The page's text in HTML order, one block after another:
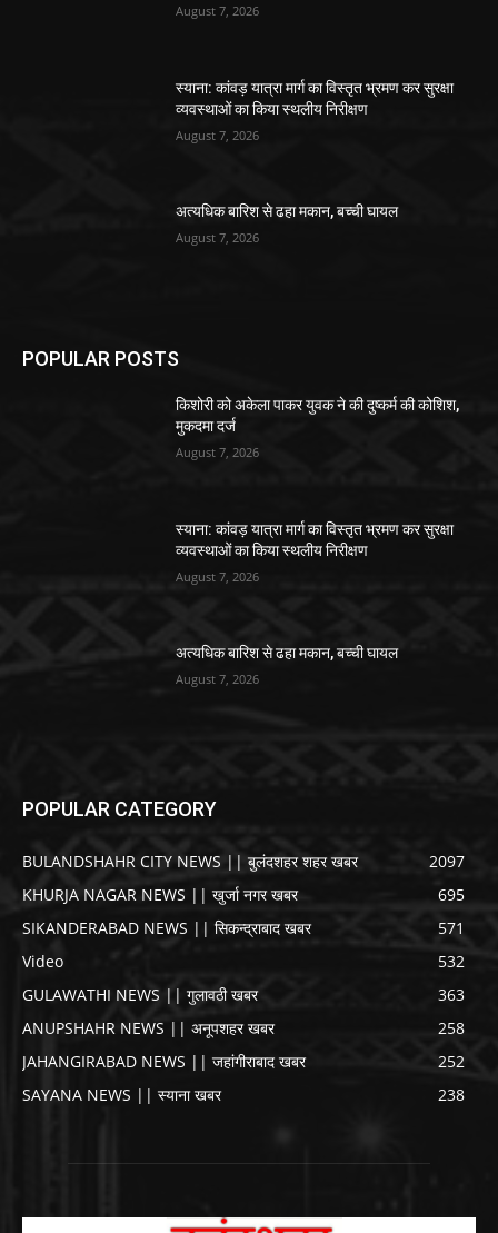
August 7, 2026
स्याना: कांवड़ यात्रा मार्ग का विस्तृत भ्रमण कर सुरक्षा
व्यवस्थाओं का किया स्थलीय निरीक्षण
August 7, 2026
अत्यधिक बारिश से ढहा मकान, बच्ची घायल
August 7, 2026
POPULAR POSTS
किशोरी को अकेला पाकर युवक ने की दुष्कर्म की कोशिश,
मुकदमा दर्ज
August 7, 2026
स्याना: कांवड़ यात्रा मार्ग का विस्तृत भ्रमण कर सुरक्षा
व्यवस्थाओं का किया स्थलीय निरीक्षण
August 7, 2026
अत्यधिक बारिश से ढहा मकान, बच्ची घायल
August 7, 2026
POPULAR CATEGORY
BULANDSHAHR CITY NEWS || बुलंदशहर शहर खबर
2097
KHURJA NAGAR NEWS || खुर्जा नगर खबर
695
SIKANDERABAD NEWS || सिकन्द्राबाद खबर
571
Video
532
GULAWATHI NEWS || गुलावठी खबर
363
ANUPSHAHR NEWS || अनूपशहर खबर
258
JAHANGIRABAD NEWS || जहांगीराबाद खबर
252
SAYANA NEWS || स्याना खबर
238